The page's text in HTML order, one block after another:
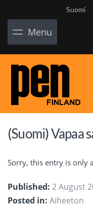
Suomi
Menu
(Suomi) Vapaa
Sorry, this entry is only
Published: 2 August
Posted in: Aiheeton